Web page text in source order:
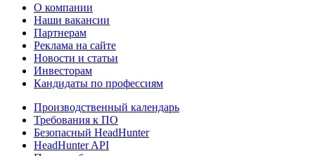
О компании
Наши вакансии
Партнерам
Реклама на сайте
Новости и статьи
Инвесторам
Кандидаты по профессиям
Производственный календарь
Требования к ПО
Безопасный HeadHunter
HeadHunter API